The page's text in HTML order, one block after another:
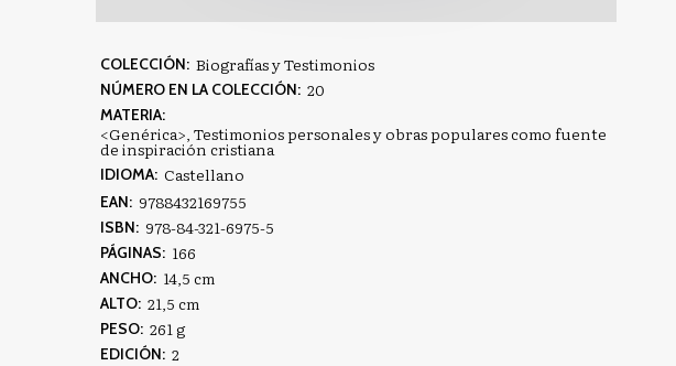
COLECCIÓN: Biografías y Testimonios
NÚMERO EN LA COLECCIÓN: 20
MATERIA:
<Genérica>, Testimonios personales y obras populares como fuente
de inspiración cristiana
IDIOMA: Castellano
EAN: 9788432169755
ISBN: 978-84-321-6975-5
PÁGINAS: 166
ANCHO: 14,5 cm
ALTO: 21,5 cm
PESO: 261 g
EDICIÓN: 2